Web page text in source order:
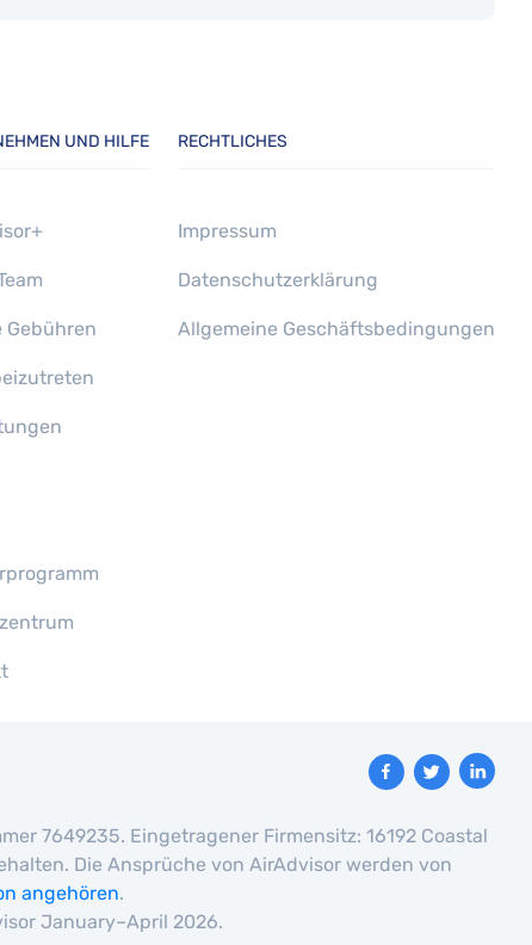
UND HILFE
Gebühren
RECHTLICHES
Impressum
Datenschutzerklärung
Allgemeine Geschäftsbedingungen
7649235. Eingetragener Firmensitz: 16192 Coastal
Die Ansprüche von AirAdvisor werden von
angehören.
January–April 2026.